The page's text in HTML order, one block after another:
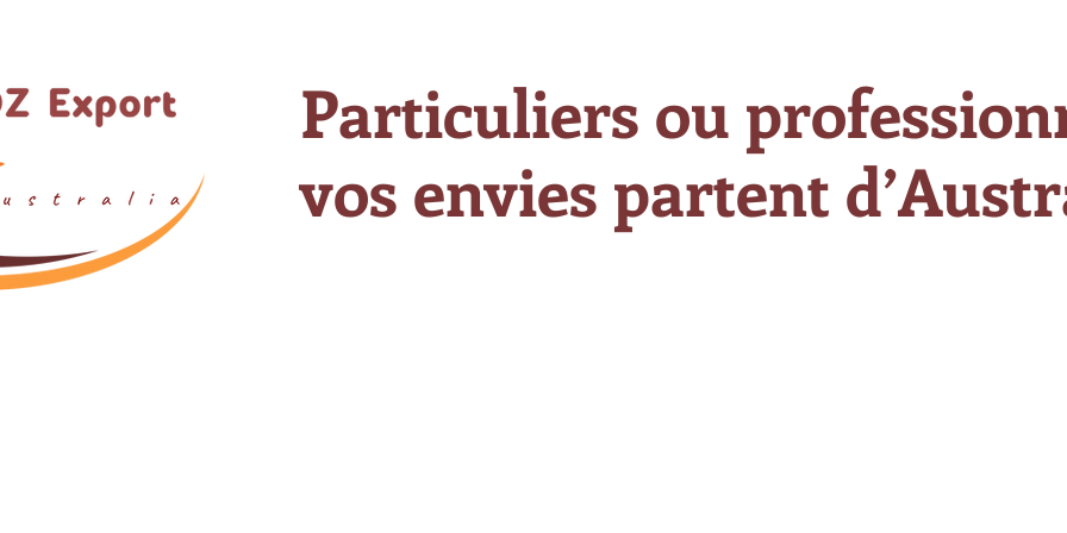
Particuliers ou
vos envies partent